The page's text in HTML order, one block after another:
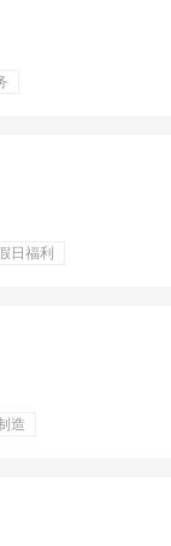
日福利
造